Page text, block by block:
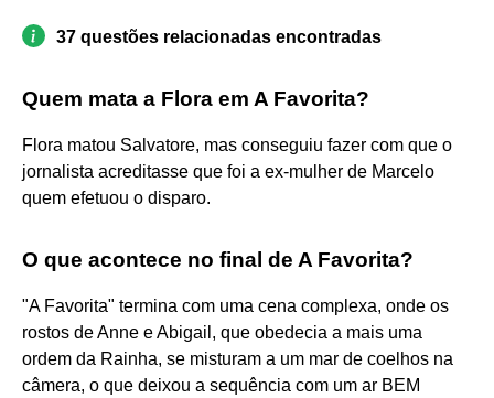
37 questões relacionadas encontradas
Quem mata a Flora em A Favorita?
Flora matou Salvatore, mas conseguiu fazer com que o
jornalista acreditasse que foi a ex-mulher de Marcelo
quem efetuou o disparo.
O que acontece no final de A Favorita?
"A Favorita" termina com uma cena complexa, onde os
rostos de Anne e Abigail, que obedecia a mais uma
ordem da Rainha, se misturam a um mar de coelhos na
câmera, o que deixou a sequência com um ar BEM